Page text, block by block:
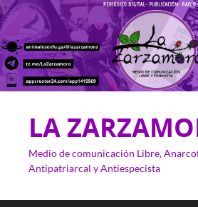
LA
Medio de comunicación Libre,
Antipatriarcal y Antiespecista